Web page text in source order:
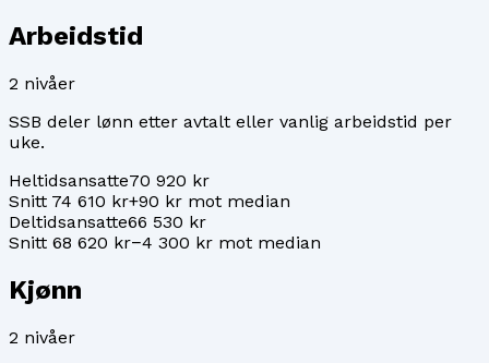
Arbeidstid
2 nivåer
SSB deler lønn etter avtalt eller vanlig arbeidstid per
uke.
Heltidsansatte70 920 kr
Snitt 74 610 kr+90 kr mot median
Deltidsansatte66 530 kr
Snitt 68 620 kr−4 300 kr mot median
Kjønn
2 nivåer